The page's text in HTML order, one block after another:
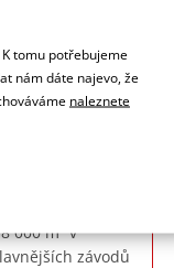
000 m² v
závodů
tomu potřebujeme
nám dáte najevo, že
naleznete